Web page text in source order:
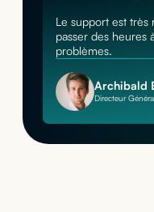
Le support est très
passer des heures
problèmes.
Archibald
Directeur